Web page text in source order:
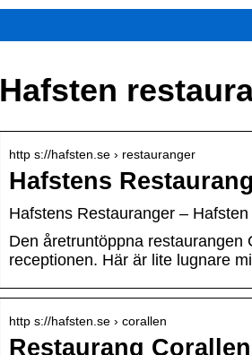
Hafsten
http s://hafsten.se › restauranger
Hafstens
Hafstens Restauranger –
Den åretruntöppna restaurangen
receptionen. Här är lite lugnare
http s://hafsten.se › corallen
Restaurang